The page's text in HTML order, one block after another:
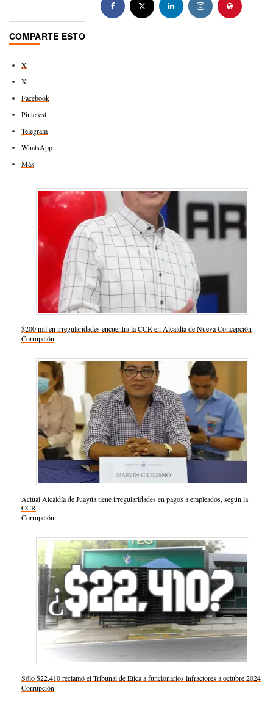
COMPARTE ESTO
X
X
Facebook
Pinterest
Telegram
WhatsApp
Más
$200 mil en irregularidades encuentra la CCR en Alcaldía de Nueva Concepción
Respecto a
Corrupción
Actual Alcaldía de Juayúa tiene irregularidades en pagos a empleados, según la
CCR
Respecto a
Corrupción
Sólo $22,410 reclamó el Tribunal de Ética a funcionarios infractores a octubre 2024
Respecto a
Corrupción